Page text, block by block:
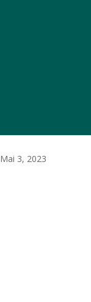
Mai 3, 2023